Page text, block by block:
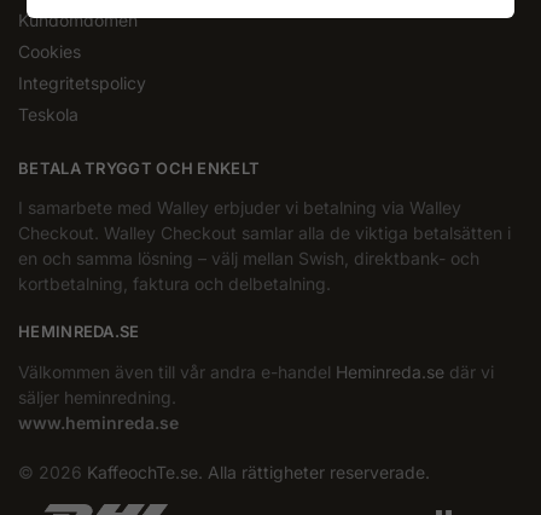
Kundomdömen
Cookies
Integritetspolicy
Teskola
BETALA TRYGGT OCH ENKELT
I samarbete med Walley erbjuder vi betalning via Walley
Checkout. Walley Checkout samlar alla de viktiga betalsätten i
en och samma lösning – välj mellan Swish, direktbank- och
kortbetalning, faktura och delbetalning.
HEMINREDA.SE
Välkommen även till vår andra e-handel Heminreda.se där vi
säljer heminredning.
www.heminreda.se
© 2026 KaffeochTe.se. Alla rättigheter reserverade.